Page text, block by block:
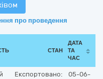
про проведення
СТАН
ДАТА
ТА
ЧАС
Експортовано:
05-06-